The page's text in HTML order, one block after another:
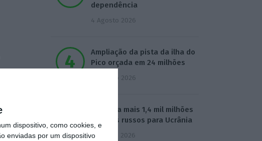
dispositivo, como cookies, e
enviadas por um dispositivo
dependência
4 Agosto 2026
Ampliação da pista da ilha do
Pico orçada em 24 milhões
4 Agosto 2026
UE envia mais 1,4 mil milhões
de juros russos para Ucrânia
5 Agosto 2026